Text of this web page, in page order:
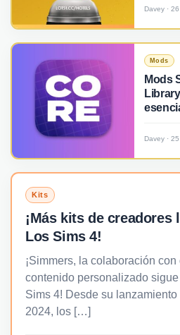
Davey ·
Mods
Mods
Davey ·
Kits
¡Más kits de creadores
Los Sims 4!
¡Simmers, la colaboración
contenido personalizado
Sims 4! Desde su
2024, los […]